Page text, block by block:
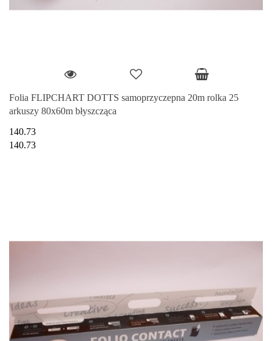
Folia FLIPCHART DOTTS samoprzyczepna 20m rolka 25
arkuszy 80x60m błyszcząca
140.73
140.73